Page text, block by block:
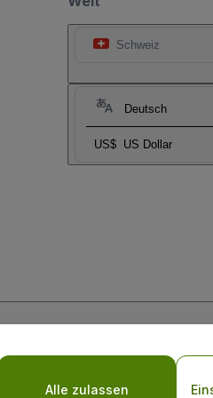
Schweiz
Deutsch
US$ US Dollar
RichtlinieundDatenschutzrichtlinie
Alle zulassen